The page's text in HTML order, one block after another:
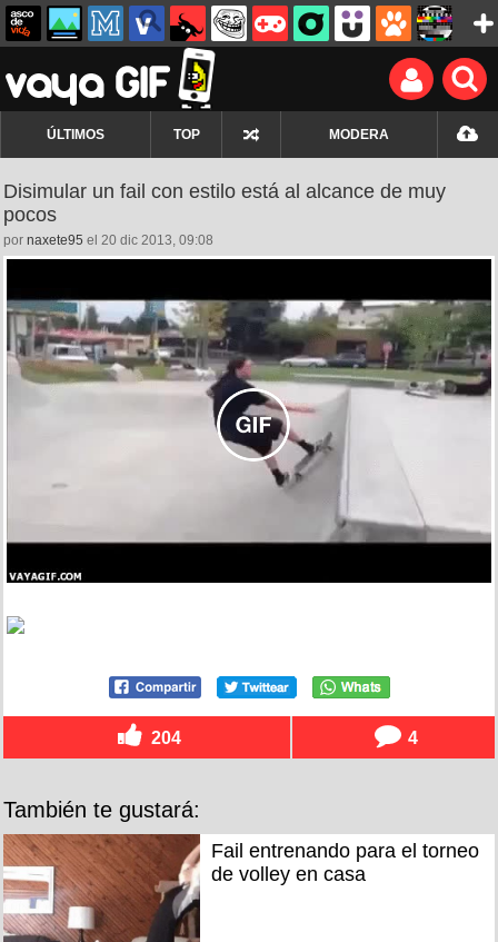
ÚLTIMOS TOP MODERA
Disimular un fail con estilo está al alcance de muy
pocos
por naxete95 el 20 dic 2013, 09:08
204 4
También te gustará:
Fail entrenando para el torneo
de volley en casa